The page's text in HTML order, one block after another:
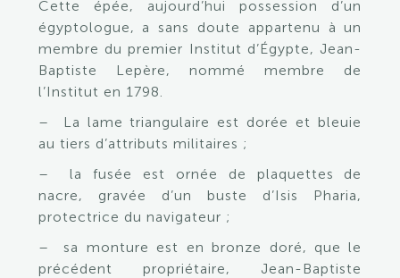
Cette épée, aujourd’hui possession d’un
égyptologue, a sans doute appartenu à un
membre du premier Institut d’Égypte, Jean-
Baptiste Lepère, nommé membre de
l’Institut en 1798.
– La lame triangulaire est dorée et bleuie
au tiers d’attributs militaires ;
– la fusée est ornée de plaquettes de
nacre, gravée d’un buste d’Isis Pharia,
protectrice du navigateur ;
– sa monture est en bronze doré, que le
précédent propriétaire, Jean-Baptiste